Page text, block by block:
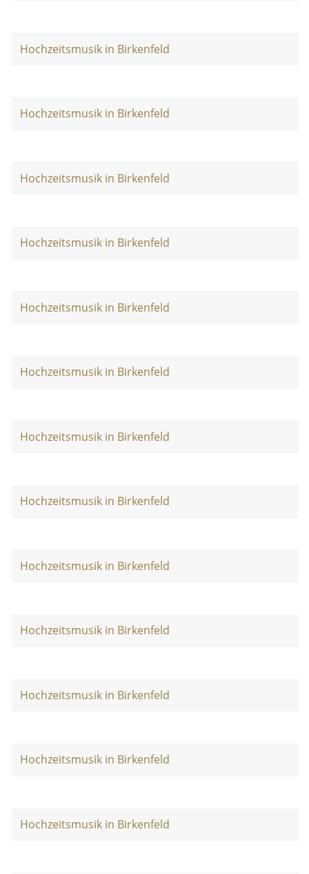
Hochzeitsmusik in Birkenfeld
Hochzeitsmusik in Birkenfeld
Hochzeitsmusik in Birkenfeld
Hochzeitsmusik in Birkenfeld
Hochzeitsmusik in Birkenfeld
Hochzeitsmusik in Birkenfeld
Hochzeitsmusik in Birkenfeld
Hochzeitsmusik in Birkenfeld
Hochzeitsmusik in Birkenfeld
Hochzeitsmusik in Birkenfeld
Hochzeitsmusik in Birkenfeld
Hochzeitsmusik in Birkenfeld
Hochzeitsmusik in Birkenfeld